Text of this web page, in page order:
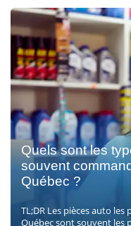
Quels sont les
souvent
Québec ?
TL;DR Les pièces auto
Québec sont souvent les